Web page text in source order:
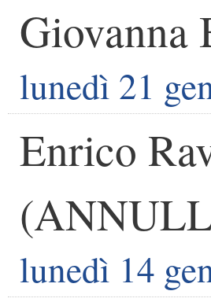
Giovanna
lunedì 21
Enrico
lunedì 14